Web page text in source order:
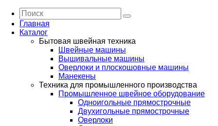
Главная
Каталог
Бытовая швейная техника
Швейные машины
Вышивальные машины
Оверлоки и плоскошовные машины
Манекены
Техника для промышленного производства
Промышленное швейное оборудование
Одноигольные прямострочные
Двухигольные прямострочные
Оверлоки